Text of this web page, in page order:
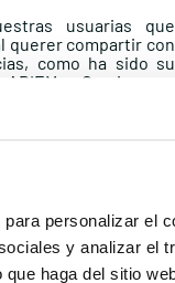
personalizar el
y analizar el
haga del sitio
usuarias que
querer compartir con
como ha sido su
Gracias por
con esfuerzo, con
cerca y sin
del humor, podéis
nuestros usuarios y
a través de
en la charla en la